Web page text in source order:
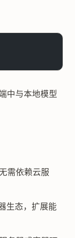
中与本地模型
需依赖云服
生态，扩展能